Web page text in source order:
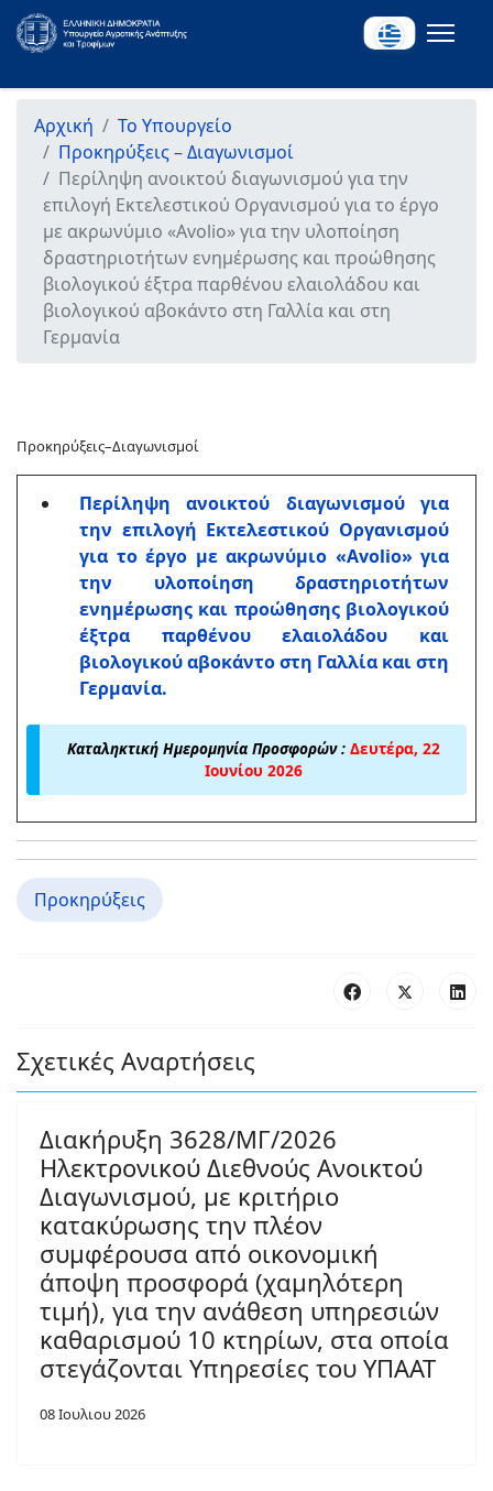
Αρχική
Το Υπουργείο
Προκηρύξεις – Διαγωνισμοί
Περίληψη ανοικτού διαγωνισμού για την
επιλογή Εκτελεστικού Οργανισμού για το έργο
με ακρωνύμιο «Αvolio» για την υλοποίηση
δραστηριοτήτων ενημέρωσης και προώθησης
βιολογικού έξτρα παρθένου ελαιολάδου και
βιολογικού αβοκάντο στη Γαλλία και στη
Γερμανία
Προκηρύξεις–Διαγωνισμοί
Περίληψη ανοικτού διαγωνισμού για
την επιλογή Εκτελεστικού Οργανισμού
για το έργο με ακρωνύμιο «Αvolio» για
την υλοποίηση δραστηριοτήτων
ενημέρωσης και προώθησης βιολογικού
έξτρα παρθένου ελαιολάδου και
βιολογικού αβοκάντο στη Γαλλία και στη
Γερμανία.
Καταληκτική Ημερομηνία Προσφορών : Δευτέρα, 22
Ιουνίου 2026
Προκηρύξεις
Σχετικές Αναρτήσεις
Διακήρυξη 3628/ΜΓ/2026
Ηλεκτρονικού Διεθνούς Ανοικτού
Διαγωνισμού, με κριτήριο
κατακύρωσης την πλέον
συμφέρουσα από οικονομική
άποψη προσφορά (χαμηλότερη
τιμή), για την ανάθεση υπηρεσιών
καθαρισμού 10 κτηρίων, στα οποία
στεγάζονται Υπηρεσίες του ΥΠΑΑΤ
08 Ιουλιου 2026